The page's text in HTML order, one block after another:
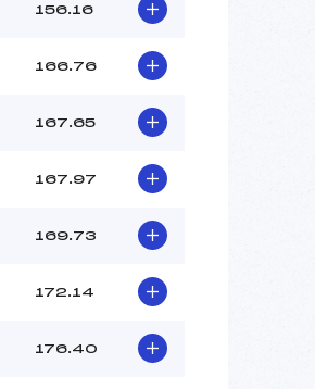
-8
156.16
166.76
167.65
167.97
169.73
172.14
176.40